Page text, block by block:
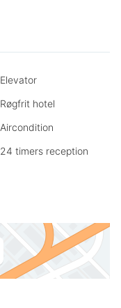
Elevator
Røgfrit hotel
Aircondition
24 timers reception